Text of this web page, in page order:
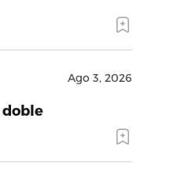
Ago 3, 2026
doble